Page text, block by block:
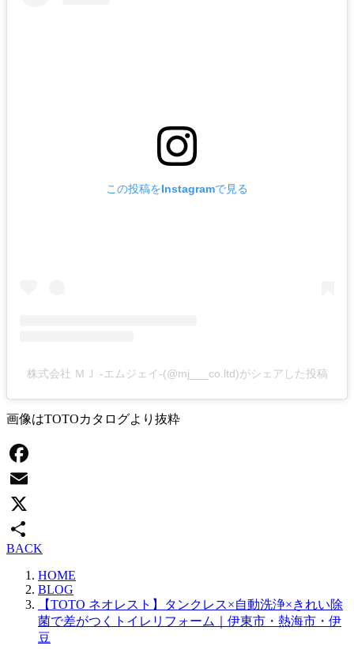
この投稿をInstagramで見る
株式会社 ＭＪ -エムジェイ-(@mj___co.ltd)がシェアした投稿
画像はTOTOカタログより抜粋
Facebook
Email
X
共
BACK
HOME
BLOG
【TOTO ネオレスト】タンクレス×自動洗浄×きれい除
菌で差がつくトイレリフォーム｜伊東市・熱海市・伊
豆